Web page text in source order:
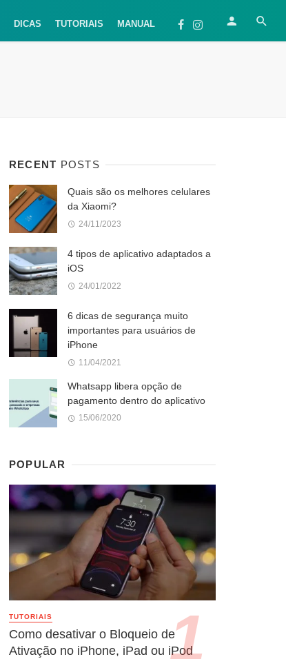
DICAS TUTORIAIS MANUAL
RECENT POSTS
Quais são os melhores celulares
da Xiaomi?
24/11/2023
4 tipos de aplicativo adaptados a
iOS
24/01/2022
6 dicas de segurança muito
importantes para usuários de
iPhone
11/04/2021
Whatsapp libera opção de
pagamento dentro do aplicativo
15/06/2020
POPULAR
TUTORIAIS
Como desativar o Bloqueio de
Ativação no iPhone, iPad ou iPod